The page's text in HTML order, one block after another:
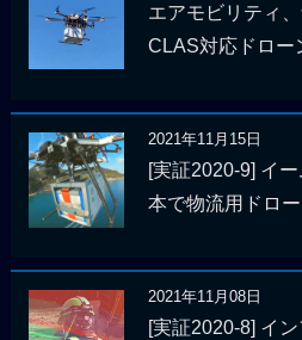
エアモビリティ
CLAS対応ドロー
2021年11月15日
[実証2020-9] イ
本で物流用ドロ
2021年11月08日
[実証2020-8] イン